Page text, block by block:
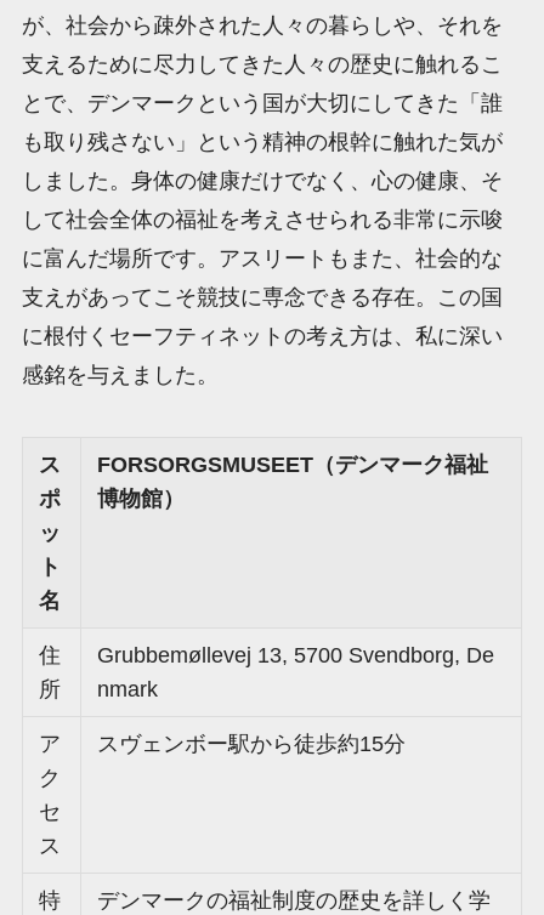
が、社会から疎外された人々の暮らしや、それを
支えるために尽力してきた人々の歴史に触れるこ
とで、デンマークという国が大切にしてきた「誰
も取り残さない」という精神の根幹に触れた気が
しました。身体の健康だけでなく、心の健康、そ
して社会全体の福祉を考えさせられる非常に示唆
に富んだ場所です。アスリートもまた、社会的な
支えがあってこそ競技に専念できる存在。この国
に根付くセーフティネットの考え方は、私に深い
感銘を与えました。
ス
ポ
ッ
ト
名
FORSORGSMUSEET（デンマーク福祉
博物館）
住
所
Grubbemøllevej 13, 5700 Svendborg, De
nmark
ア
ク
セ
ス
スヴェンボー駅から徒歩約15分
特
デンマークの福祉制度の歴史を詳しく学